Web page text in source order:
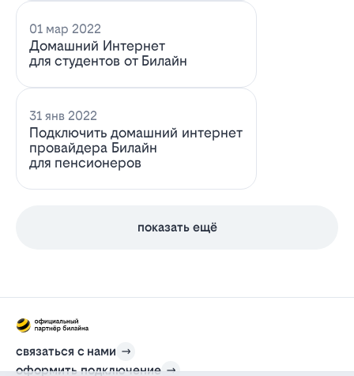
01 мар 2022
Домашний Интернет
для студентов от Билайн
31 янв 2022
Подключить домашний интернет
провайдера Билайн
для пенсионеров
показать ещё
связаться с нами
оформить подключение